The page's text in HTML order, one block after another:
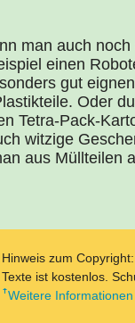
man auch
einen
gut
Oder
Tetra-Pack-
witzige
aus Müllteilen
Hinweis zum
Texte ist kostenlos.
Weitere